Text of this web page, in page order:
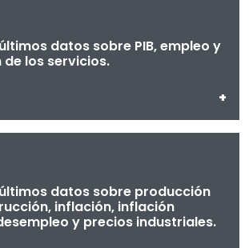
últimos datos sobre PIB, empleo y
los servicios.
+
últimos datos sobre producción
inflación, inflación
y precios industriales.